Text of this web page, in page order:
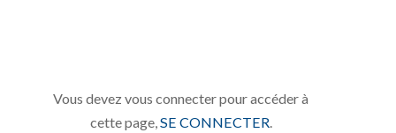
Vous devez vous connecter pour accéder à
cette page, SE CONNECTER